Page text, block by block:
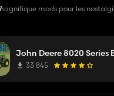
mods pour les
personnes qui s'occupe des
John Deere 8020 Series
33 845